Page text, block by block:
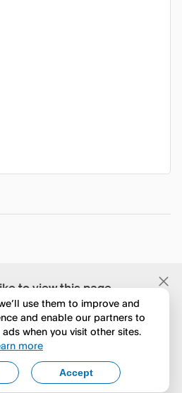
to view this page
English?
a esplorare
to English
use them to improve and
and enable our partners to
when you visit other sites.
more
Accept